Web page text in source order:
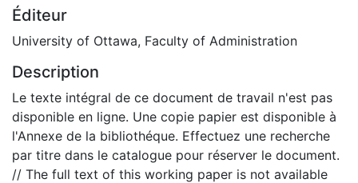
Éditeur
University of Ottawa, Faculty of Administration
Description
Le texte intégral de ce document de travail n'est pas
disponible en ligne. Une copie papier est disponible à
l'Annexe de la bibliothéque. Effectuez une recherche
par titre dans le catalogue pour réserver le document.
// The full text of this working paper is not available